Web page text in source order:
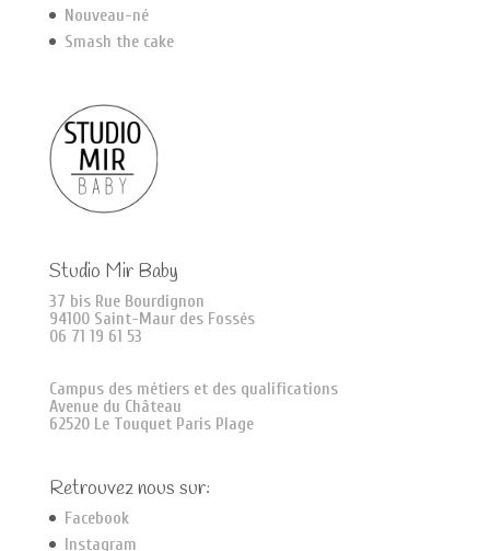
Nouveau-né
Smash the cake
Studio Mir Baby
37 bis Rue Bourdignon
94100 Saint-Maur des Fossés
06 71 19 61 53
Campus des métiers et des qualifications
Avenue du Château
62520 Le Touquet Paris Plage
Retrouvez nous sur:
Facebook
Instagram